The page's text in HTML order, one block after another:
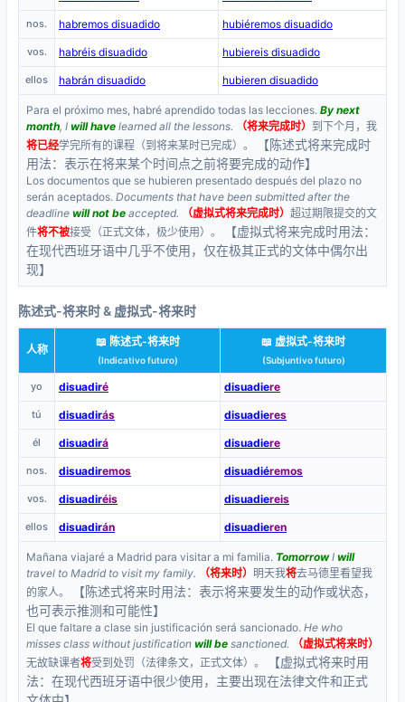
nos. habremos disuadido hubiéremos disuadido
vos. habréis disuadido hubiereis disuadido
ellos habrán disuadido hubieren disuadido
Para el próximo mes, habré aprendido todas las lecciones. By next
month, I will have learned all the lessons. （将来完成时） 到下个月，我
将已经学完所有的课程（到将来某时已完成）。
【陈述式将来完成时
用法：表示在将来某个时间点之前将要完成的动作】
Los documentos que se hubieren presentado después del plazo no
serán aceptados. Documents that have been submitted after the
deadline will not be accepted. （虚拟式将来完成时） 超过期限提交的文
件将不被接受（正式文体，极少使用）。
【虚拟式将来完成时用法：
在现代西班牙语中几乎不使用，仅在极其正式的文体中偶尔出
现】
陈述式-将来时 & 虚拟式-将来时
人称
📖 陈述式-将来时
(Indicativo futuro)
📖 虚拟式-将来时
(Subjuntivo futuro)
yo disuadiré disuadiere
tú disuadirás disuadieres
él disuadirá disuadiere
nos. disuadiremos disuadiéremos
vos. disuadiréis disuadiereis
ellos disuadirán disuadieren
Mañana viajaré a Madrid para visitar a mi familia. TomorrowI will
travel to Madrid to visit my family.
（将来时） 明天我将去马德里看望我
的家人。
【陈述式将来时用法：表示将来要发生的动作或状态，
也可表示推测和可能性】
El que faltare a clase sin justificación será sancionado. He who
misses class without justification will be sanctioned.
（虚拟式将来时）
无故缺课者将受到处罚（法律条文，正式文体）。
【虚拟式将来时用
法：在现代西班牙语中很少使用，主要出现在法律文件和正式